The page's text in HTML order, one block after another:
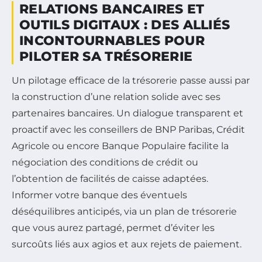
RELATIONS BANCAIRES ET
OUTILS DIGITAUX : DES ALLIÉS
INCONTOURNABLES POUR
PILOTER SA TRÉSORERIE
Un pilotage efficace de la trésorerie passe aussi par
la construction d’une relation solide avec ses
partenaires bancaires. Un dialogue transparent et
proactif avec les conseillers de BNP Paribas, Crédit
Agricole ou encore Banque Populaire facilite la
négociation des conditions de crédit ou
l’obtention de facilités de caisse adaptées.
Informer votre banque des éventuels
déséquilibres anticipés, via un plan de trésorerie
que vous aurez partagé, permet d’éviter les
surcoûts liés aux agios et aux rejets de paiement.